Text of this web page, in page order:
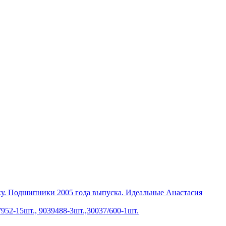
Подшипники 2005 года выпуска. Идеальные Анастасия
15шт., 9039488-3шт.,30037/600-1шт.